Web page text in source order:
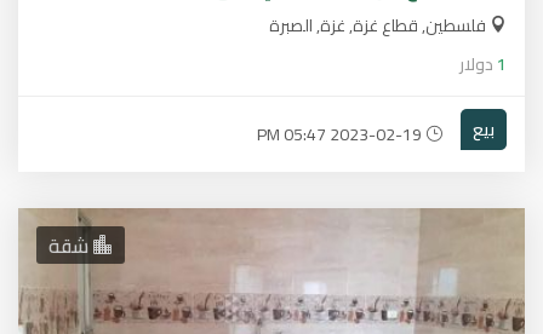
فلسطين, قطاع غزة, غزة, الصبرة
1دولار
بيع
شقة